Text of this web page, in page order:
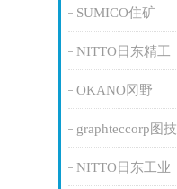
SUMICO住矿
NITTO日东精工
OKANO冈野
graphteccorp图技
NITTO日东工业